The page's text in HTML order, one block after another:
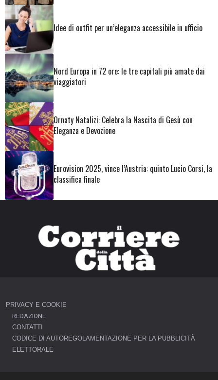
Idee di outfit per un’eleganza accessibile in ufficio
Nord Europa in 72 ore: le tre capitali più amate dai
viaggiatori
Ornaty Natalizi: Celebra la Nascita di Gesù con
Eleganza e Devozione
Eurovision 2025, vince l’Austria: quinto Lucio Corsi, la
classifica finale
PRIVACY E COOKIE
REDAZIONE
CONTATTI
CODICE DI AUTOREGOLAMENTAZIONE PER LA PUBBLICITÀ
ELETTORALE